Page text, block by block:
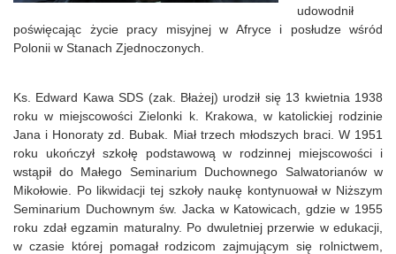
udowodnił
poświęcając życie pracy misyjnej w Afryce i posłudze wśród
Polonii w Stanach Zjednoczonych.
Ks. Edward Kawa SDS (zak. Błażej) urodził się 13 kwietnia 1938
roku w miejscowości Zielonki k. Krakowa, w katolickiej rodzinie
Jana i Honoraty zd. Bubak. Miał trzech młodszych braci. W 1951
roku ukończył szkołę podstawową w rodzinnej miejscowości i
wstąpił do Małego Seminarium Duchownego Salwatorianów w
Mikołowie. Po likwidacji tej szkoły naukę kontynuował w Niższym
Seminarium Duchownym św. Jacka w Katowicach, gdzie w 1955
roku zdał egzamin maturalny. Po dwuletniej przerwie w edukacji,
w czasie której pomagał rodzicom zajmującym się rolnictwem,